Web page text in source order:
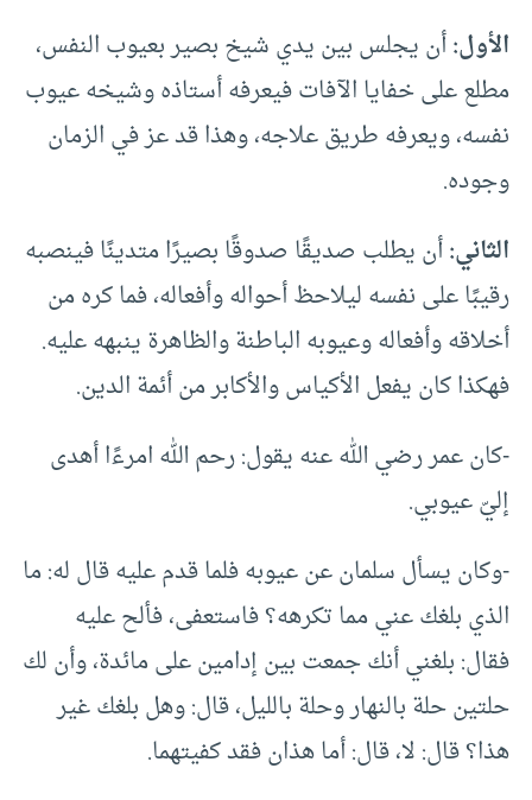
الأول:أن يجلس بين يدي شيخ بصير بعيوب النفس،
مطلع على خفايا الآفات فيعرفه أستاذه وشيخه عيوب
نفسه، ويعرفه طريق علاجه، وهذا قد عز في الزمان
وجوده.
الثاني:أن يطلب صديقًا صدوقًا بصيرًا متدينًا فينصبه
رقيبًا على نفسه ليلاحظ أحواله وأفعاله، فما كره من
أخلاقه وأفعاله وعيوبه الباطنة والظاهرة ينبهه عليه.
فهكذا كان يفعل الأكياس والأكابر من أئمة الدين.
-كان عمر رضي الله عنه يقول: رحم الله امرءًا أهدى
إليّ عيوبي.
-وكان يسأل سلمان عن عيوبه فلما قدم عليه قال له: ما
الذي بلغك عني مما تكرهه؟ فاستعفى، فألح عليه
فقال: بلغني أنك جمعت بين إدامين على مائدة، وأن لك
حلتين حلة بالنهار وحلة بالليل، قال: وهل بلغك غير
هذا؟ قال: لا، قال: أما هذان فقد كفيتهما.